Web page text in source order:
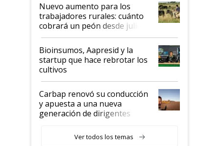
Nuevo aumento para los
trabajadores rurales: cuánto
cobrará un peón desde julio
Bioinsumos, Aapresid y la
startup que hace rebrotar los
cultivos
Carbap renovó su conducción
y apuesta a una nueva
generación de dirigentes
Ver todos los temas